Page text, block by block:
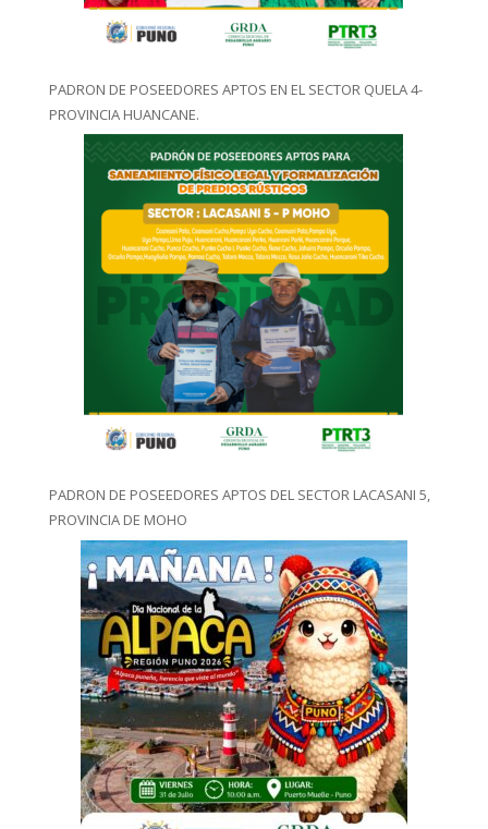
PADRON DE POSEEDORES APTOS EN EL SECTOR QUELA 4-
PROVINCIA HUANCANE.
PADRON DE POSEEDORES APTOS DEL SECTOR LACASANI 5,
PROVINCIA DE MOHO